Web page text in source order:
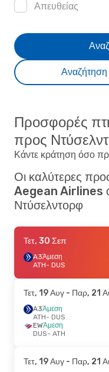
Απευθείας
Αναζήτηση
Προσφορές
προς
Κάντε κράτηση όσο
Οι καλύτερες
Aegean Airlines
Ντύσελντορφ
Τετ, 30 Σεπ
A3Άμεση
ATH- DUS
Τετ, 19 Αυγ - Παρ, 21
A3Άμεση
ATH- DUS
EWΆμεση
DUS- ATH
Τετ, 19 Αυγ - Παρ, 21